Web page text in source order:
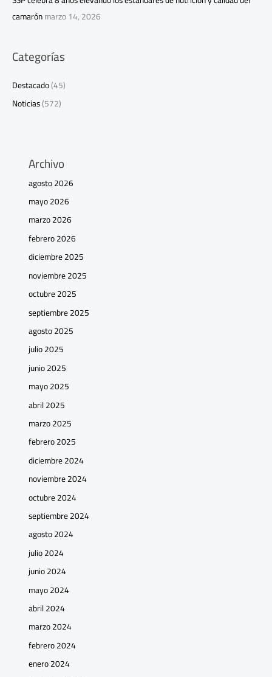
camarónmarzo 14, 2026
Categorías
Destacado(45)
Noticias(572)
Archivo
agosto 2026
mayo 2026
marzo 2026
febrero 2026
diciembre 2025
noviembre 2025
octubre 2025
septiembre 2025
agosto 2025
julio 2025
junio 2025
mayo 2025
abril 2025
marzo 2025
febrero 2025
diciembre 2024
noviembre 2024
octubre 2024
septiembre 2024
agosto 2024
julio 2024
junio 2024
mayo 2024
abril 2024
marzo 2024
febrero 2024
enero 2024